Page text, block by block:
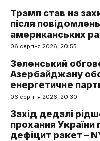
Трамп став на
після
американських
06 серпня 2026, 20:55
Зеленський
Азербайджану
енергетичне
06 серпня 2026, 20:30
Захід дедалі
прохання
дефіцит ракет –